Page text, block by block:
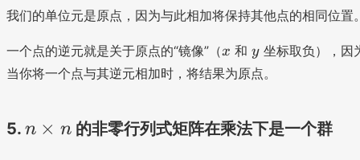
)
(
2,
2
=
(
我们的单位元是原点，因为与此相加将保持其他点的相同位置
一个点的逆元就是关于原点的“镜像”（x
x 和 y
y坐标取负），因
当你将一个点与其逆元相加时，将结果为原点。
5. n
n × n的非零行列式矩阵在乘法下是一个群